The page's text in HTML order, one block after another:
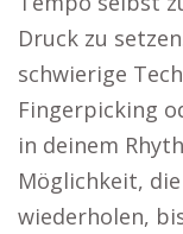
Druck zu
schwierige
Fingerpicking
in deinem
Möglichkeit,
wiederholen,